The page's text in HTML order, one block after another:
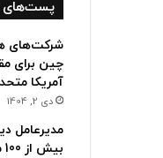
پست‌های
شرکت‌های
چین برای
آمریکا
دی 2, 1404
مدیرعامل